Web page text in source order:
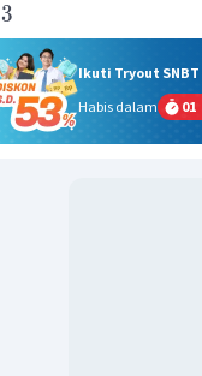
3
Ikuti Tryout SNBT
Habis dalam
01